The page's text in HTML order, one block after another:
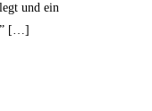
und ein
[…]